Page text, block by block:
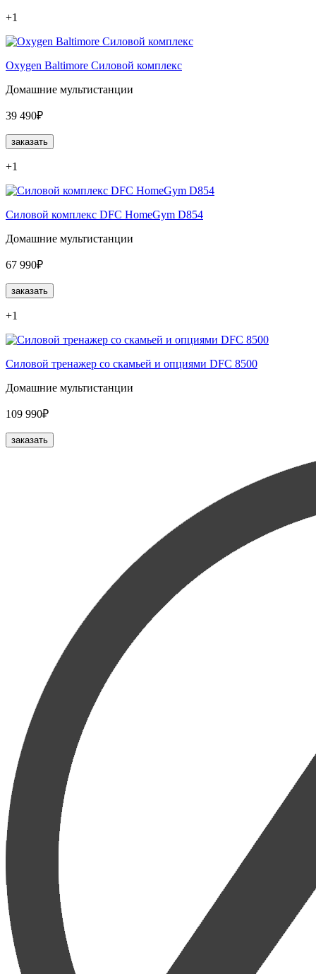
+1
Oxygen Baltimore Силовой комплекс
Домашние мультистанции
39 490₽
заказать
+1
Силовой комплекс DFC HomeGym D854
Домашние мультистанции
67 990₽
заказать
+1
Силовой тренажер со скамьей и опциями DFC 8500
Домашние мультистанции
109 990₽
заказать